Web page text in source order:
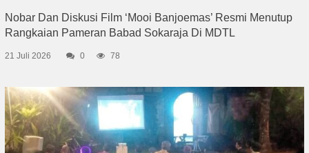
Nobar Dan Diskusi Film ‘Mooi Banjoemas’ Resmi Menutup
Rangkaian Pameran Babad Sokaraja Di MDTL
21 Juli 2026 0 78